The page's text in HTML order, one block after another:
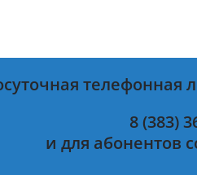
телефонная
8 (383)
и для абонентов